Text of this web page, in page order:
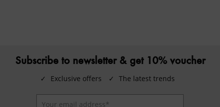
Subscribe to newsletter & get 10% voucher
✓ Exclusive offers ✓ The latest trends